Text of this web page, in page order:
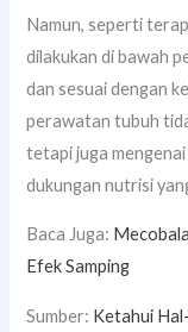
Namun, seperti
dilakukan di bawah
dan sesuai dengan
perawatan tubuh
tetapi juga
dukungan nutrisi
Baca Juga:
Efek Samping
Sumber: Ketahui